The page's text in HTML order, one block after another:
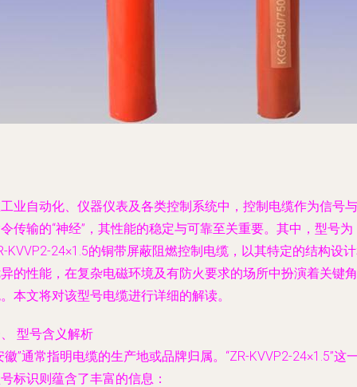
业自动化、仪器仪表及各类控制系统中，控制电缆作为信号与
传输的“神经”，其性能的稳定与可靠至关重要。其中，型号为
KVVP2-24×1.5的铜带屏蔽阻燃控制电缆，以其特定的结构设
的性能，在复杂电磁环境及有防火要求的场所中扮演着关键角
本文将对该型号电缆进行详细的解读。
型号含义解析
徽”通常指明电缆的生产地或品牌归属。“ZR-KVVP2-24×1.5”这
标识则蕴含了丰富的信息：